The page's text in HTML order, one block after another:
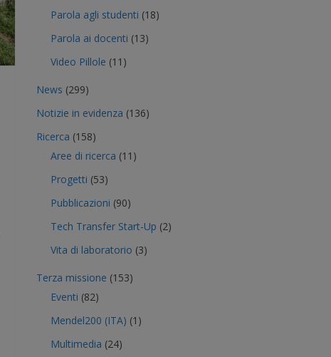
Parola agli studenti (18)
Parola ai docenti (13)
Video Pillole (11)
News (299)
Notizie in evidenza (136)
Ricerca (158)
Aree di ricerca (11)
Progetti (53)
Pubblicazioni (90)
Tech Transfer Start-Up (2)
Vita di laboratorio (3)
Terza missione (153)
Eventi (82)
Mendel200 (ITA) (1)
Multimedia (24)